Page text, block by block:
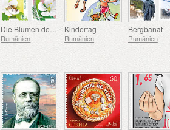
Die Blumen der Obstgärten
Rumänien
Kindertag
Rumänien
Bergbanat
Rumänien